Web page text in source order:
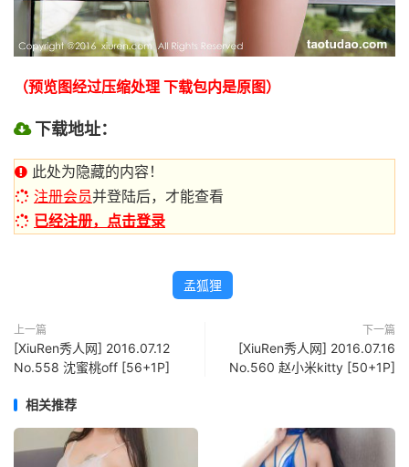
（预览图经过压缩处理 下载包内是原图）
下载地址：
此处为隐藏的内容！
注册会员并登陆后，才能查看
已经注册，点击登录
孟狐狸
上一篇
[XiuRen秀人网] 2016.07.12
No.558 沈蜜桃off [56+1P]
下一篇
[XiuRen秀人网] 2016.07.16
No.560 赵小米kitty [50+1P]
相关推荐